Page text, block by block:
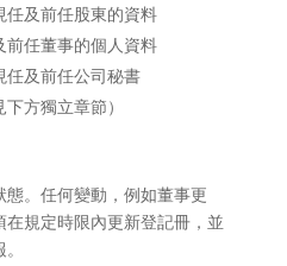
任及前任股東的資料
前任董事的個人資料
任及前任公司秘書
方獨立章節）
。任何變動，例如董事更
規定時限內更新登記冊，並